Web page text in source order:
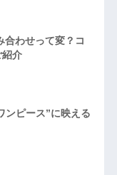
合わせって変？コ
紹介
ンピース”に映える